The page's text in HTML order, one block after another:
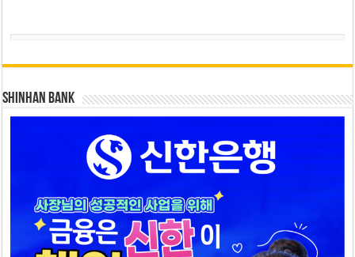
SHINHAN BANK